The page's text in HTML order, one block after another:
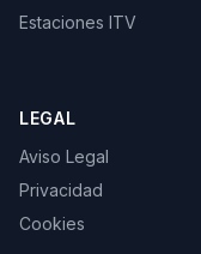
Estaciones ITV
LEGAL
Aviso Legal
Privacidad
Cookies